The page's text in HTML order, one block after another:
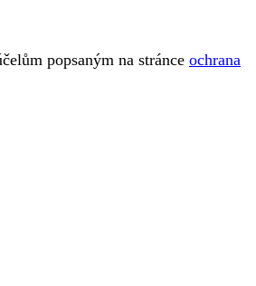
popsaným na stránce ochrana